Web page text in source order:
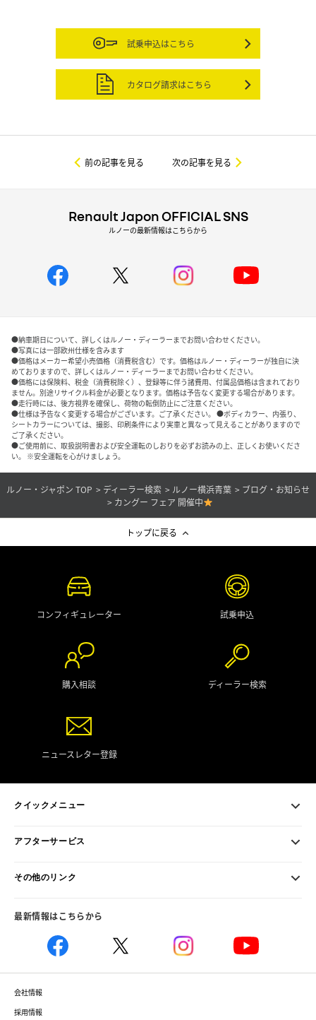
試乗申込はこちら
カタログ請求はこちら
前の記事を見る 次の記事を見る
Renault Japon OFFICIAL SNS
ルノーの最新情報はこちらから
●納車期日について、詳しくはルノー・ディーラーまでお問い合わせください。
●写真には一部欧州仕様を含みます
●価格はメーカー希望小売価格（消費税含む）です。価格はルノー・ディーラーが独自に決
めておりますので、詳しくはルノー・ディーラーまでお問い合わせください。
●価格には保険料、税金（消費税除く）、登録等に伴う諸費用、付属品価格は含まれており
ません。別途リサイクル料金が必要となります。価格は予告なく変更する場合があります。
●走行時には、後方視界を確保し、荷物の転倒防止にご注意ください。
●仕様は予告なく変更する場合がございます。ご了承ください。 ●ボディカラー、内張り、
シートカラーについては、撮影、印刷条件により実車と異なって見えることがありますので
ご了承ください。
●ご使用前に、取扱説明書および安全運転のしおりを必ずお読みの上、正しくお使いくださ
い。 ※安全運転を心がけましょう。
ルノー・ジャポン TOP ディーラー検索 ルノー横浜青葉
ブログ・お知らせ
カングー フェア 開催中
トップに戻る
コンフィギュレーター 試乗申込
購入相談 ディーラー検索
ニュースレター登録
クイックメニュー
アフターサービス
その他のリンク
最新情報はこちらから
会社情報
採用情報